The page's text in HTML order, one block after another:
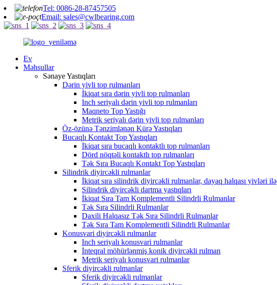
Tel: 0086-28-87457505
Email: sales@cwlbearing.com
Ev
Məhsullar
Sənaye Yastıqları
Dərin yivli top rulmanları
İkiqat sıra dərin yivli top rulmanları
Inch seriyalı dərin yivli top rulmanları
Maqneto Top Yastığı
Metrik seriyalı dərin yivli top rulmanları
Öz-özünə Tənzimlənən Kürə Yastıqları
Bucaqlı Kontakt Top Yastıqları
İkiqat sıra bucaqlı kontaktlı top rulmanları
Dörd nöqtəli kontaktlı top rulmanları
Tək Sıra Bucaqlı Kontakt Top Yastıqları
Silindrik diyircəkli rulmanlar
İkiqat sıra silindrik diyircəkli rulmanlar, dayaq halqası yivləri ilə
Silindrik diyircəkli dartma yastıqları
İkiqat Sıra Tam Komplementli Silindrli Rulmanlar
Tək Sıra Silindrli Rulmanlar
Daxili Halqasız Tək Sıra Silindrli Rulmanlar
Tək Sıra Tam Komplementli Silindrli Rulmanlar
Konusvari diyircəkli rulmanlar
Inch seriyalı konusvari rulmanlar
İnteqral möhürlənmiş konik diyircəkli rulman
Metrik seriyalı konusvari rulmanlar
Sferik diyircəkli rulmanlar
Sferik diyircəkli rulmanlar